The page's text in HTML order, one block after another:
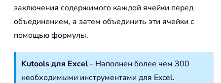
заключения содержимого каждой ячейки перед
объединением, а затем объединить эти ячейки с
помощью формулы.
Kutools для Excel - Наполнен более чем 300
необходимыми инструментами для Excel.